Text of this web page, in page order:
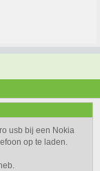
usb bij een Nokia
op te laden.